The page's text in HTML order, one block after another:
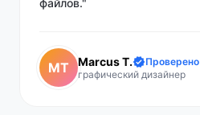
файлов."
MT Marcus T.
Проверено
графический дизайнер